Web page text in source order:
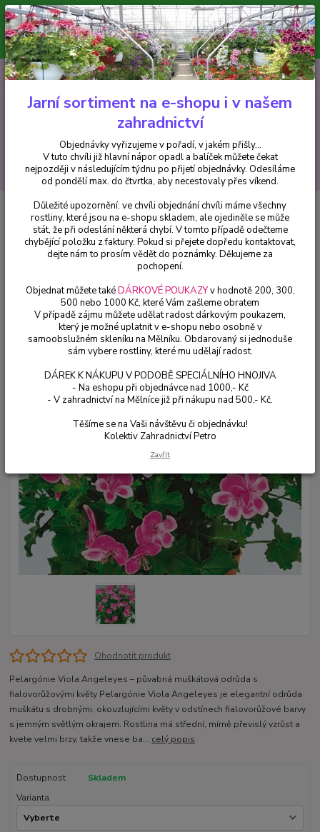
Minimální hodnota pro odeslání z e-shopu je 300 Kč.
V tuto chvíli již hlavní nápor objednávek opadl a balíček můžete čekat
nejpozději v následujícím týdnu po přijetí objednávky. Objednávky
vyřizujeme v pořadí, v jakém přišly...
CZK
Hledat
+420 602 223 614 0ks
za0 Kč
Pelargonie Pelargónie Viola Angeleyes - 1272
Pelargónie Viola Angeleyes -
1272
Ohodnotit produkt
Pelargónie Viola Angeleyes – půvabná muškátová odrůda s
fialovorůžovými květy Pelargónie Viola Angeleyes je elegantní odrůda
muškátu s drobnými, okouzlujícími květy v odstínech fialovorůžové barvy
s jemným světlým okrajem. Rostlina má střední, mírně převislý vzrůst a
kvete velmi brzy, takže vnese ba... celý popis
Dostupnost
Skladem
Varianta
Jarní sortiment na e-shopu i v našem
zahradnictví
Objednávky vyřizujeme v pořadí, v jakém přišly...
V tuto chvíli již hlavní nápor opadl a balíček můžete čekat
nejpozději v následujícím týdnu po přijetí objednávky. Odesíláme
od pondělí max. do čtvrtka, aby necestovaly přes víkend.
Důležité upozornění: ve chvíli objednání chvíli máme všechny
rostliny, které jsou na e-shopu skladem, ale ojediněle se může
stát, že při odeslání některá chybí. V tomto případě odečteme
chybějící položku z faktury. Pokud si přejete dopředu kontaktovat,
dejte nám to prosím vědět do poznámky. Děkujeme za
pochopení.
Objednat můžete takéDÁRKOVÉ POUKAZYv hodnotě 200, 300,
500 nebo 1000 Kč, které Vám zašleme obratem
V případě zájmu můžete udělat radost dárkovým poukazem,
který je možné uplatnit v e-shopu nebo osobně v
samoobslužném skleníku na Mělníku. Obdarovaný si jednoduše
sám vybere rostliny, které mu udělají radost.
DÁREK K NÁKUPU V PODOBĚ SPECIÁLNÍHO HNOJIVA
- Na eshopu při objednávce nad 1000,- Kč
- V zahradnictví na Mělníce již při nákupu nad 500,- Kč.
Těšíme se na Vaši návštěvu či objednávku!
Kolektiv Zahradnictví Petro
Zavřít